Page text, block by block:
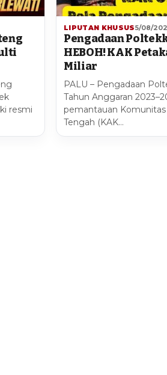
resmi
LIPUTAN KHUSUS5/08/
Pengadaan
HEBOH! KAK
Miliar
PALU – Pengadaan
Tahun Anggaran
pemantauan Komunitas
Tengah (KAK…